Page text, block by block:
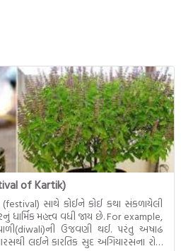
of Kartik)
(festival) સાથે કોઈને કોઈ કથા સંકળાયેલી
મહત્ત્વ વધી જાય છે. For example,
ઉજવણી થઈ. પરંતુ અષાઢ
લઈને કારતિક સુદ અગિયારસના રોજ